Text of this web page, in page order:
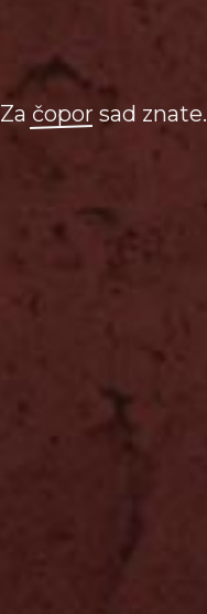
Za čopor sad znate.